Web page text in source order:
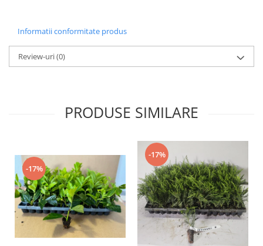
Informatii conformitate produs
Review-uri(0)
PRODUSE SIMILARE
-17%
-17%